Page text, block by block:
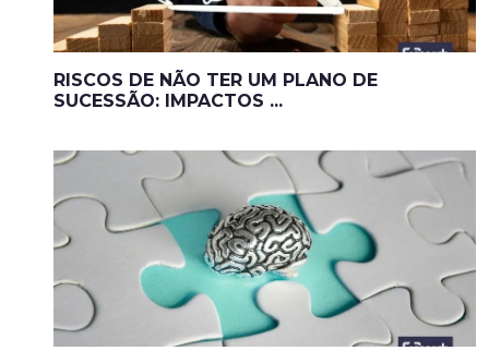
RISCOS DE NÃO TER UM PLANO DE
SUCESSÃO: IMPACTOS ...